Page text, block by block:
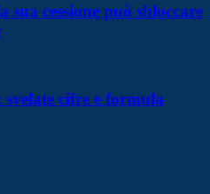
cessione può sbloccare
cifre e formula